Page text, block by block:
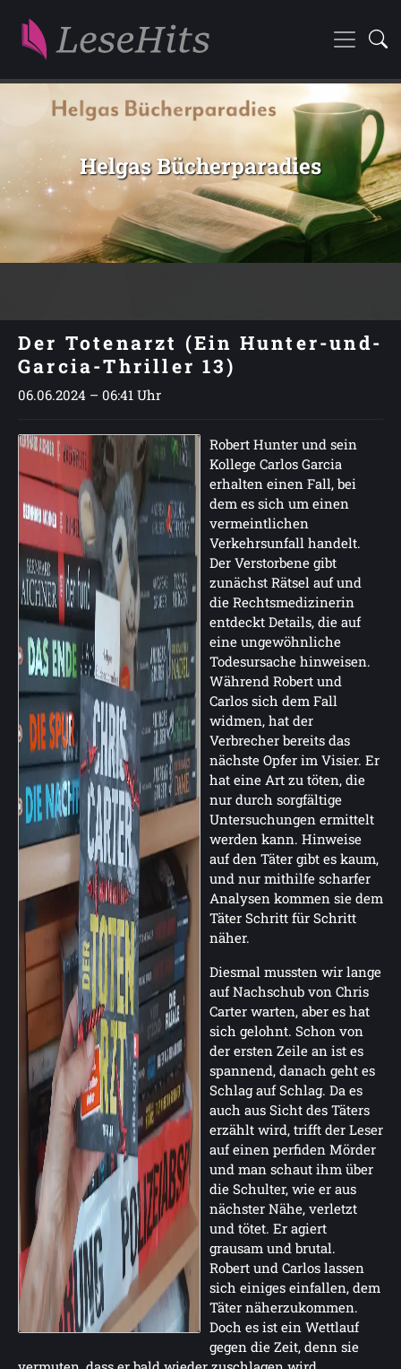
Helgas Bücherparadies
Der Totenarzt (Ein Hunter-und-
Garcia-Thriller 13)
06.06.2024 – 06:41 Uhr
Robert Hunter und sein
Kollege Carlos Garcia
erhalten einen Fall, bei
dem es sich um einen
vermeintlichen
Verkehrsunfall handelt.
Der Verstorbene gibt
zunächst Rätsel auf und
die Rechtsmedizinerin
entdeckt Details, die auf
eine ungewöhnliche
Todesursache hinweisen.
Während Robert und
Carlos sich dem Fall
widmen, hat der
Verbrecher bereits das
nächste Opfer im Visier. Er
hat eine Art zu töten, die
nur durch sorgfältige
Untersuchungen ermittelt
werden kann. Hinweise
auf den Täter gibt es kaum,
und nur mithilfe scharfer
Analysen kommen sie dem
Täter Schritt für Schritt
näher.
Diesmal mussten wir lange
auf Nachschub von Chris
Carter warten, aber es hat
sich gelohnt. Schon von
der ersten Zeile an ist es
spannend, danach geht es
Schlag auf Schlag. Da es
auch aus Sicht des Täters
erzählt wird, trifft der Leser
auf einen perfiden Mörder
und man schaut ihm über
die Schulter, wie er aus
nächster Nähe, verletzt
und tötet. Er agiert
grausam und brutal.
Robert und Carlos lassen
sich einiges einfallen, dem
Täter näherzukommen.
Doch es ist ein Wettlauf
gegen die Zeit, denn sie